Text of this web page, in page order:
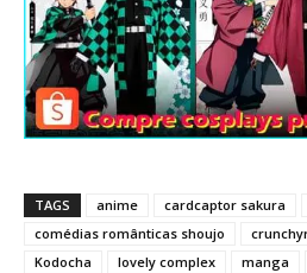
TAGS anime cardcaptor sakura
comédias românticas shoujo
Kodocha
lovely complex manga